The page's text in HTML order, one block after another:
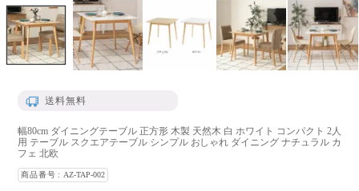
送料無料
幅80cm ダイニングテーブル 正方形 木製 天然木 白 ホワイト コンパクト 2人
用 テーブル スクエアテーブル シンプル おしゃれ ダイニング ナチュラル カ
フェ 北欧
商品番号 AZ-TAP-002